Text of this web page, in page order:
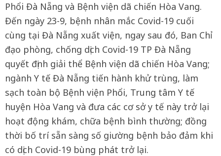
Phổi Đà Nẵng và Bệnh viện dã chiến Hòa Vang.
Đến ngày 23-9, bệnh nhân mắc Covid-19 cuối
cùng tại Đà Nẵng xuất viện, ngay sau đó, Ban Chỉ
đạo phòng, chống dịch Covid-19 TP Đà Nẵng
quyết định giải thể Bệnh viện dã chiến Hòa Vang;
ngành Y tế Đà Nẵng tiến hành khử trùng, làm
sạch toàn bộ Bệnh viện Phổi, Trung tâm Y tế
huyện Hòa Vang và đưa các cơ sở y tế này trở lại
hoạt động khám, chữa bệnh bình thường; đồng
thời bố trí sẵn sàng số giường bệnh bảo đảm khi
có dịch Covid-19 bùng phát trở lại.